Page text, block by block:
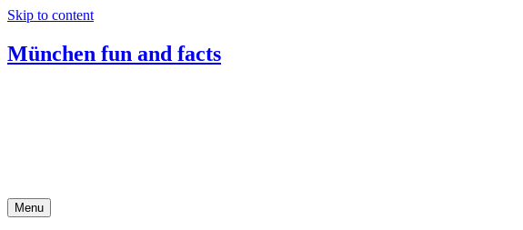
Skip to content
München fun and facts
Menu